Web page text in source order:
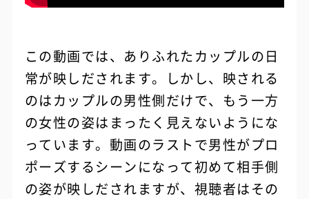
この動画では、ありふれたカップルの日
常が映しだされます。しかし、映される
のはカップルの男性側だけで、もう一方
の女性の姿はまったく見えないようにな
っています。動画のラストで男性がプロ
ポーズするシーンになって初めて相手側
の姿が映しだされますが、視聴者はその